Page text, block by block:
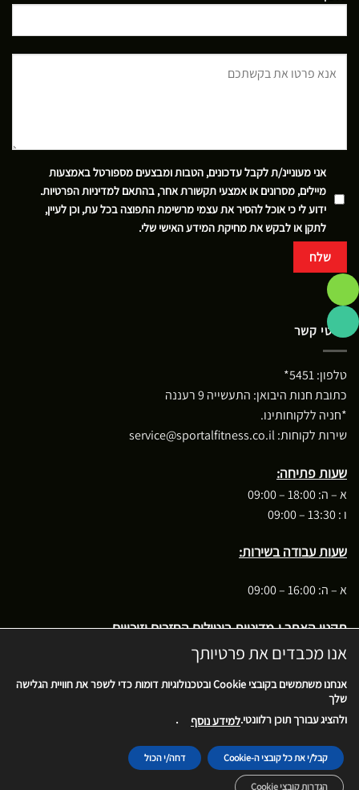
אני מעוניינ/ת לקבל עדכונים, הטבות ומבצעים מספורטל באמצעות
מיילים, מסרונים או אמצעי תקשורת אחר, בהתאם למדיניות הפרטיות.
ידוע לי כי אוכל להסיר את עצמי מרשימת התפוצה בכל עת, וכן לעיין,
לתקן או לבקש את מחיקת המידע האישי שלי.
פרטי קשר
טלפון:5451*
כתובת חנות היבואן: התעשייה 9 רעננה
*חניה ללקוחותינו.
שירות לקוחות:service@sportalfitness.co.il
שעות פתיחה:
א – ה: 18:00 – 09:00
ו : 13:30 – 09:00
שעות עבודה בשירות:
א – ה: 16:00 – 09:00
תקנון האתר ו-מדיניות ביטולים החזרים וזיכויים
בית אודות צרו קשר פרוייקטים
אנו מכבדים את פרטיותך
אנחנו משתמשים בקובצי Cookieובטכנולוגיות דומות כדי לשפר את חוויית הגלישה
שלך
ולהציג עבורך תוכן רלוונטי.למידע נוסף .
קבל/י את כל קובצי ה-Cookie דחה/י הכול
הגדרות קובצי Cookie